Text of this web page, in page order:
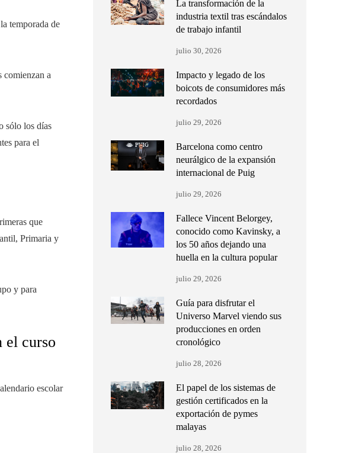
temporada de
comienzan a
sólo los días
para el
que
Primaria y
y para
el curso
escolar
La transformación de la
industria textil tras escándalos
de trabajo infantil
julio 30, 2026
Impacto y legado de los
boicots de consumidores más
recordados
julio 29, 2026
Barcelona como centro
neurálgico de la expansión
internacional de Puig
julio 29, 2026
Fallece Vincent Belorgey,
conocido como Kavinsky, a
los 50 años dejando una
huella en la cultura popular
julio 29, 2026
Guía para disfrutar el
Universo Marvel viendo sus
producciones en orden
cronológico
julio 28, 2026
El papel de los sistemas de
gestión certificados en la
exportación de pymes
malayas
julio 28, 2026